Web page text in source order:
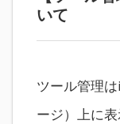
いて
ツール管理
ージ）上に表